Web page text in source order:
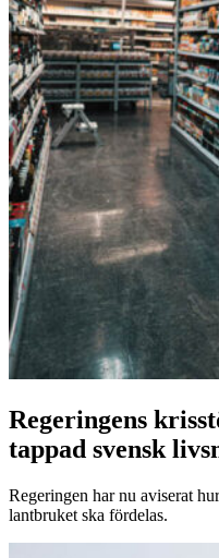
Regeringens
tappad svensk
Regeringen har nu aviserat
lantbruket ska fördelas.